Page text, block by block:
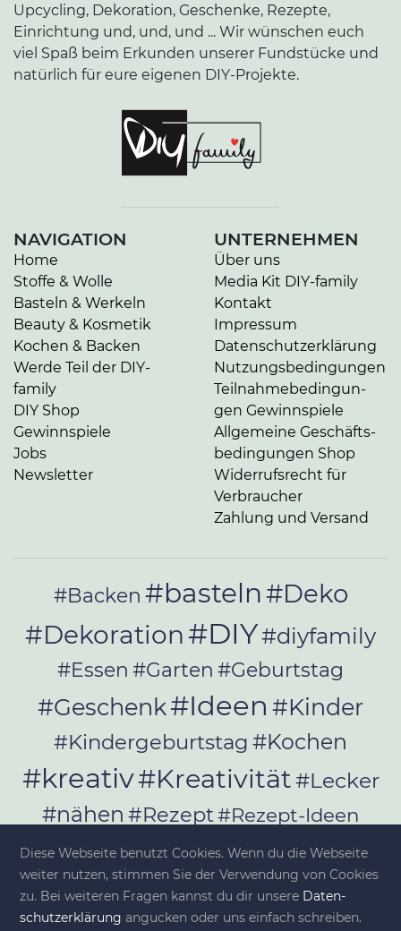
Upcycling, Dekoration, Geschenke, Rezepte,
Einrichtung und, und, und ... Wir wünschen euch
viel Spaß beim Erkunden unserer Fundstücke und
natürlich für eure eigenen DIY-Projekte.
NAVIGATION
Home
Stoffe & Wolle
Basteln & Werkeln
Beauty & Kosmetik
Kochen & Backen
Werde Teil der DIY-
family
DIY Shop
Gewinnspiele
Jobs
Newsletter
UNTERNEHMEN
Über uns
Media Kit DIY-family
Kontakt
Impressum
Da­ten­schutz­er­klä­rung
Nut­zungs­be­din­gun­gen
Teil­nah­me­be­din­gun­
gen Gewinnspiele
Allgemeine Ge­schäfts­
be­din­gun­gen Shop
Widerrufsrecht für
Verbraucher
Zahlung und Versand
#Backen #basteln#Deko
#Dekoration #DIY#diyfamily
#Essen #Garten #Geburtstag
#Geschenk#Ideen #Kinder
#Kindergeburtstag #Kochen
#kreativ#Kreativität#Lecker
#nähen #Rezept#Rezept-Ideen
#Rezepte#selber_bauen
#selber_machen
#Selbermachen#selber_nähen
Diese Webseite benutzt Cookies. Wenn du die Webseite
weiter nutzen, stimmen Sie der Verwendung von Cookies
zu. Bei weiteren Fragen kannst du dir unsere Da­ten­
schutz­er­klä­rung angucken oder uns einfach schreiben.